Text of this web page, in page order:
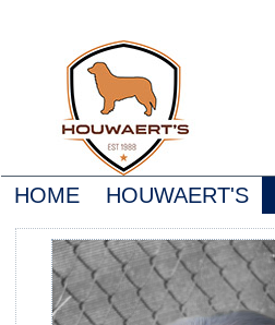
HOME HOUWAERT'S